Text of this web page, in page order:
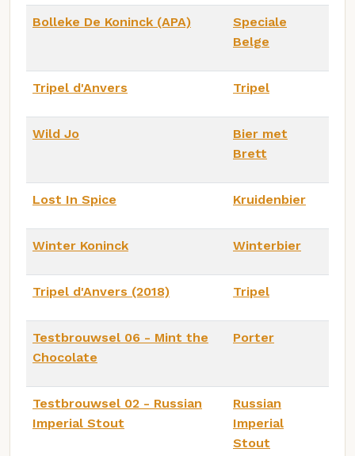
Bolleke De Koninck (APA)
Speciale
Belge
Tripel d'Anvers Tripel
Wild Jo
Bier met
Brett
Lost In Spice Kruidenbier
Winter Koninck Winterbier
Tripel d'Anvers (2018) Tripel
Testbrouwsel 06 - Mint the
Chocolate
Porter
Testbrouwsel 02 - Russian
Imperial Stout
Russian
Imperial
Stout